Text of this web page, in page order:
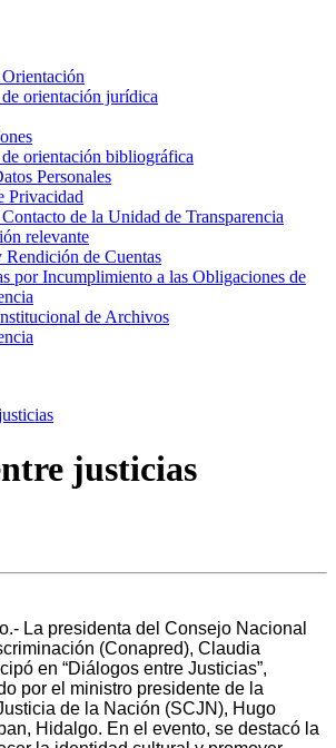
orientación jurídica
orientación bibliográfica
Personales
Privacidad
de la Unidad de Transparencia
relevante
Rendición de Cuentas
por Incumplimiento a las Obligaciones de
de Archivos
justicias
La presidenta del Consejo Nacional
(Conapred), Claudia
en “Diálogos entre Justicias”,
por el ministro presidente de la
de la Nación (SCJN), Hugo
Hidalgo. En el evento, se destacó la